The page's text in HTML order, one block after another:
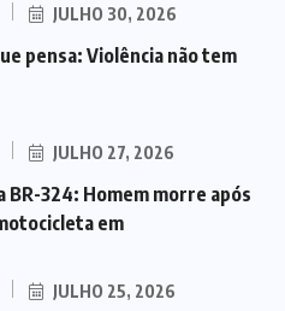
JULHO 30, 2026
pensa: Violência não tem
JULHO 27, 2026
BR-324: Homem morre após
em
JULHO 25, 2026